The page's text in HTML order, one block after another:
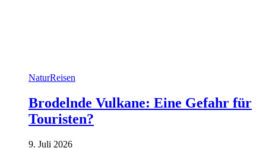
NaturReisen
Brodelnde Vulkane: Eine Gefahr für
Touristen?
9. Juli 2026